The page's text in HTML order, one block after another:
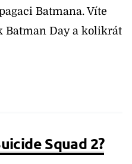
Batmana. Víte
Day a kolikrát
Squad 2?